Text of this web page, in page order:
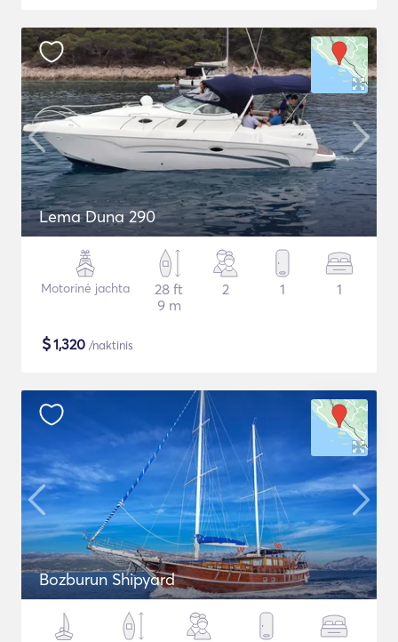
Lema Duna 290
Motorinė jachta
28 ft
9 m
2 1 1
$1,320 /naktinis
Bozburun Shipyard